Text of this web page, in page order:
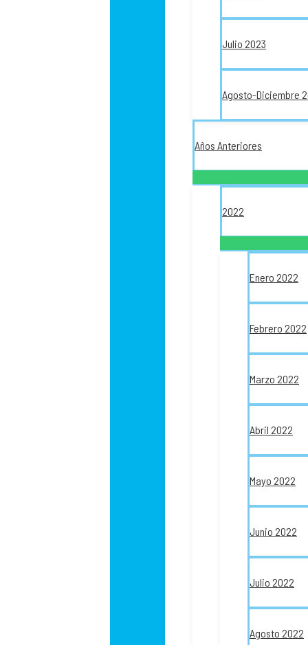
Julio 2023
Agosto-Diciembre
Años Anteriores
2022
Enero 2022
Febrero 2022
Marzo 2022
Abril 2022
Mayo 2022
Junio 2022
Julio 2022
Agosto 2022